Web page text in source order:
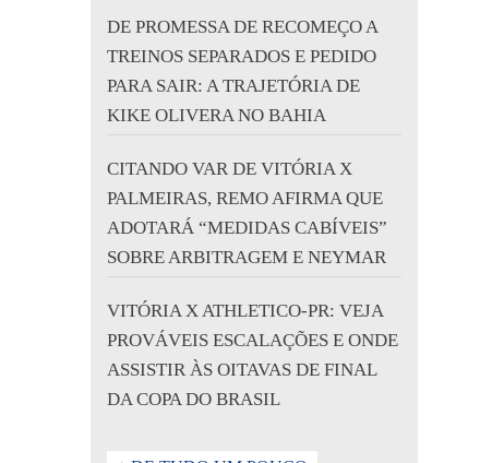
DE PROMESSA DE RECOMEÇO A
TREINOS SEPARADOS E PEDIDO
PARA SAIR: A TRAJETÓRIA DE
KIKE OLIVERA NO BAHIA
CITANDO VAR DE VITÓRIA X
PALMEIRAS, REMO AFIRMA QUE
ADOTARÁ “MEDIDAS CABÍVEIS”
SOBRE ARBITRAGEM E NEYMAR
VITÓRIA X ATHLETICO-PR: VEJA
PROVÁVEIS ESCALAÇÕES E ONDE
ASSISTIR ÀS OITAVAS DE FINAL
DA COPA DO BRASIL